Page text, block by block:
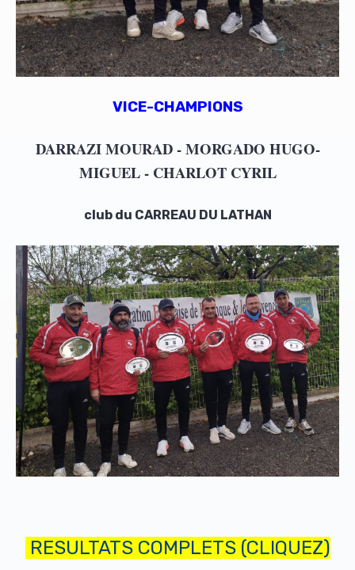
VICE-CHAMPIONS
DARRAZI MOURAD - MORGADO HUGO-
MIGUEL - CHARLOT CYRIL
club du CARREAU DU LATHAN
RESULTATS COMPLETS (CLIQUEZ)